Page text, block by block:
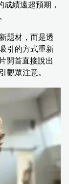
績遠超預期，
題材，而是透
引的方式重新
開首直接說出
觀眾注意。